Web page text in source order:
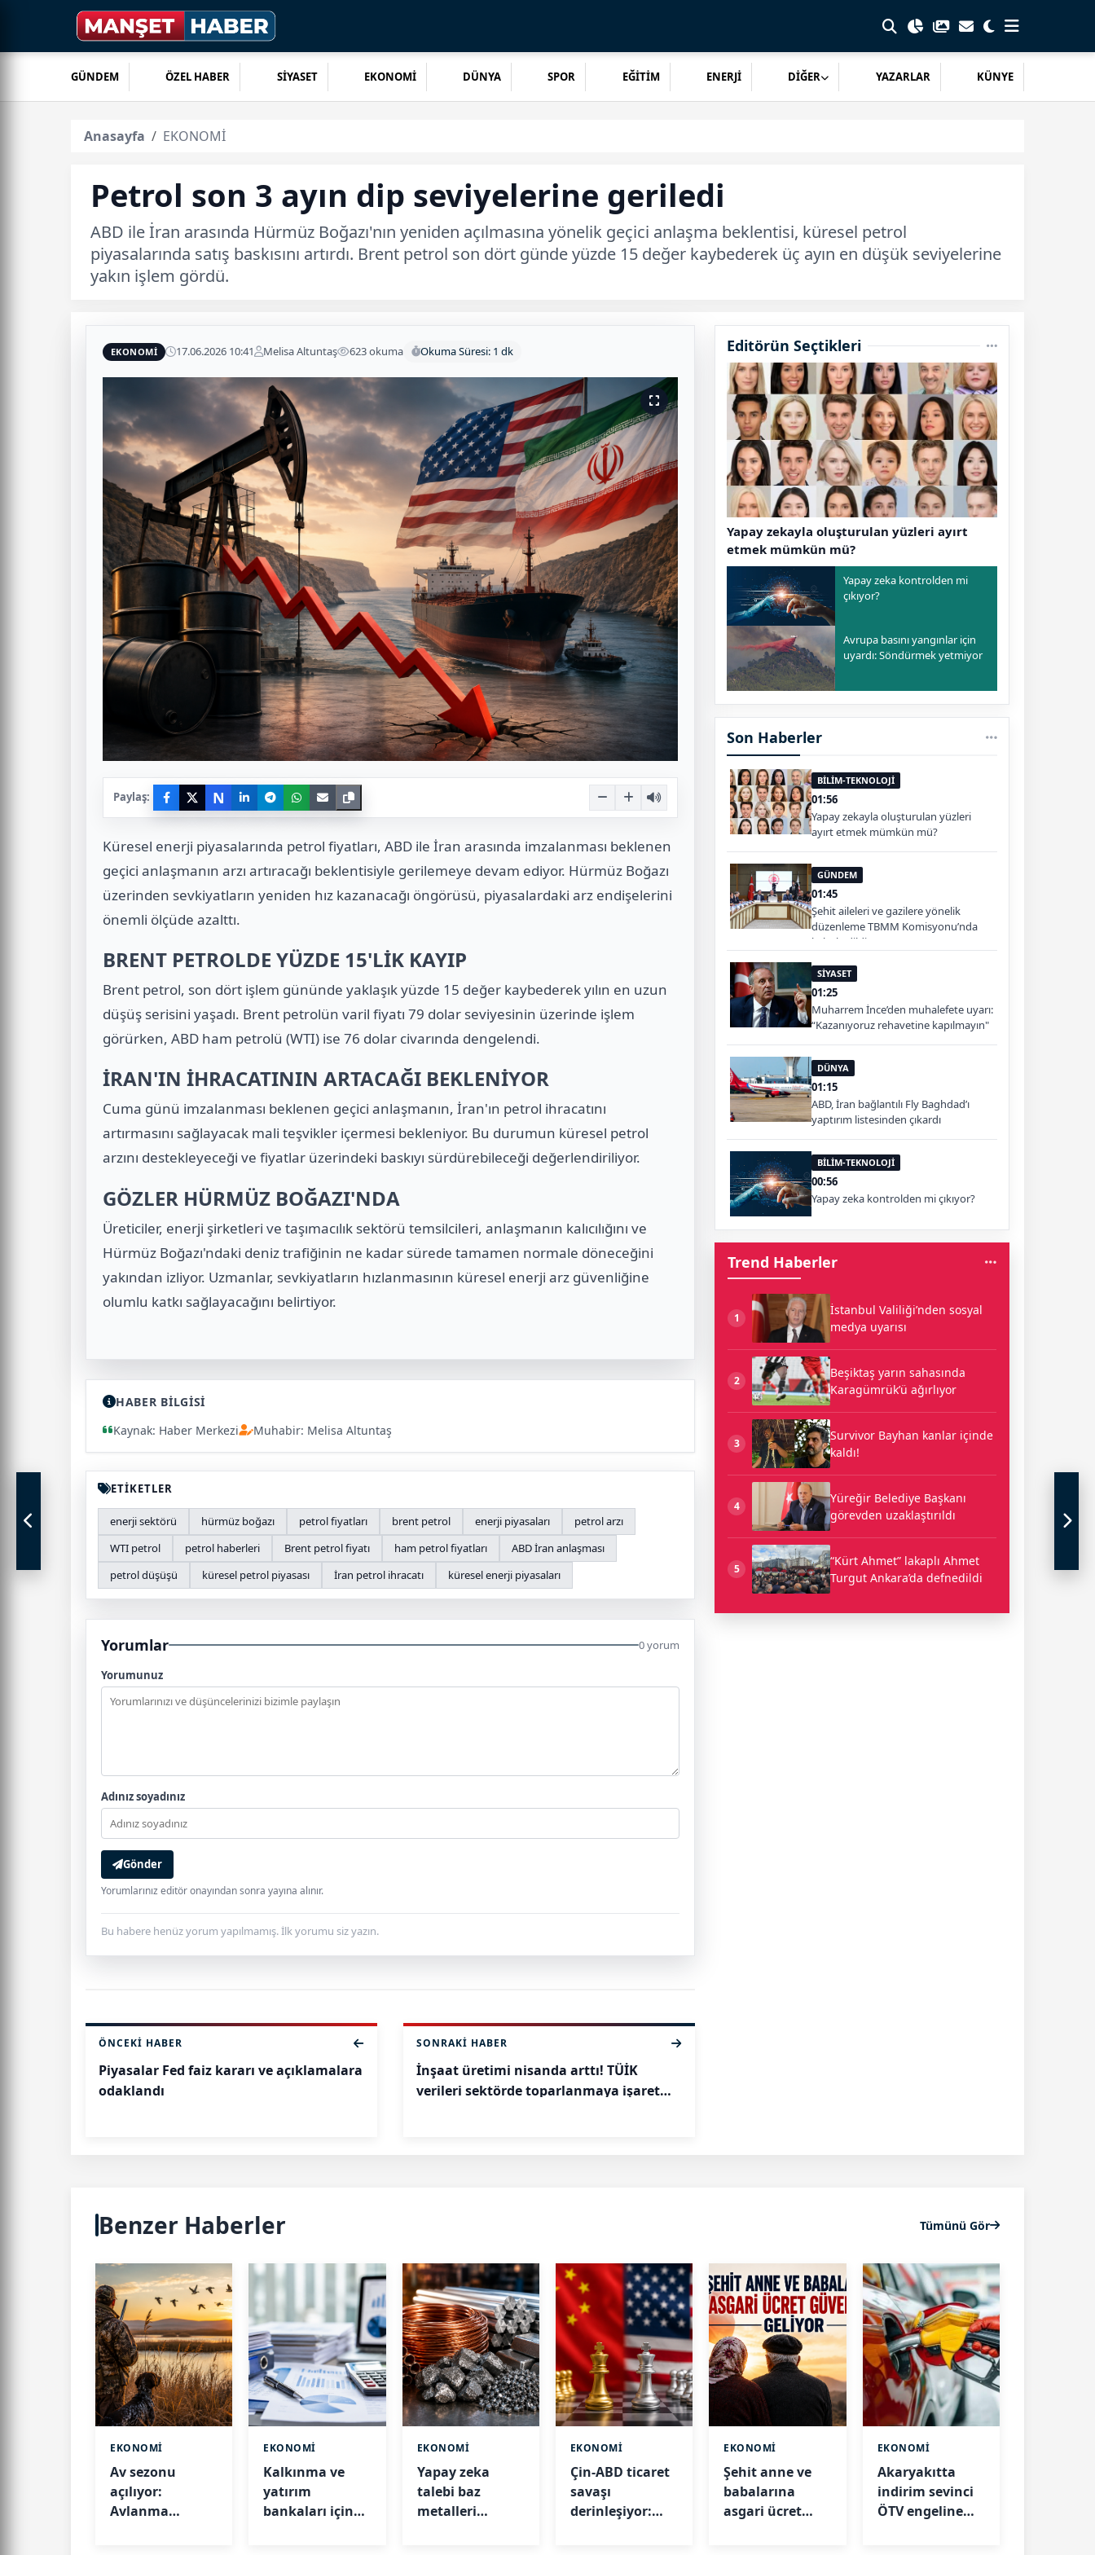
GÜNDEM ÖZEL HABER SİYASET EKONOMİ DÜNYA SPOR EĞİTİM ENERJİ DİĞER YAZARLAR KÜNYE
Anasayfa EKONOMİ
Petrol son 3 ayın dip seviyelerine geriledi
ABD ile İran arasında Hürmüz Boğazı'nın yeniden açılmasına yönelik geçici anlaşma beklentisi, küresel petrol
piyasalarında satış baskısını artırdı. Brent petrol son dört günde yüzde 15 değer kaybederek üç ayın en düşük seviyelerine
yakın işlem gördü.
EKONOMİ 17.06.2026 10:41 Melisa Altuntaş 623 okuma Okuma Süresi: 1 dk
Paylaş: N
Küresel enerji piyasalarında petrol fiyatları, ABD ile İran arasında imzalanması beklenen
geçici anlaşmanın arzı artıracağı beklentisiyle gerilemeye devam ediyor. Hürmüz Boğazı
üzerinden sevkiyatların yeniden hız kazanacağı öngörüsü, piyasalardaki arz endişelerini
önemli ölçüde azalttı.
BRENT PETROLDE YÜZDE 15'LİK KAYIP
Brent petrol, son dört işlem gününde yaklaşık yüzde 15 değer kaybederek yılın en uzun
düşüş serisini yaşadı. Brent petrolün varil fiyatı 79 dolar seviyesinin üzerinde işlem
görürken, ABD ham petrolü (WTI) ise 76 dolar civarında dengelendi.
İRAN'IN İHRACATININ ARTACAĞI BEKLENİYOR
Cuma günü imzalanması beklenen geçici anlaşmanın, İran'ın petrol ihracatını
artırmasını sağlayacak mali teşvikler içermesi bekleniyor. Bu durumun küresel petrol
arzını destekleyeceği ve fiyatlar üzerindeki baskıyı sürdürebileceği değerlendiriliyor.
GÖZLER HÜRMÜZ BOĞAZI'NDA
Üreticiler, enerji şirketleri ve taşımacılık sektörü temsilcileri, anlaşmanın kalıcılığını ve
Hürmüz Boğazı'ndaki deniz trafiğinin ne kadar sürede tamamen normale döneceğini
yakından izliyor. Uzmanlar, sevkiyatların hızlanmasının küresel enerji arz güvenliğine
olumlu katkı sağlayacağını belirtiyor.
HABER BİLGİSİ
Kaynak: Haber Merkezi
Muhabir: Melisa Altuntaş
ETİKETLER
enerji sektörü hürmüz boğazı petrol fiyatları brent petrol enerji piyasaları
petrol arzı
WTI petrol
petrol haberleri Brent petrol fiyatı ham petrol fiyatları
ABD İran anlaşması
petrol düşüşü
küresel petrol piyasası İran petrol ihracatı küresel enerji piyasaları
Yorumlar 0 yorum
Yorumunuz
Adınız soyadınız
Gönder
Yorumlarınız editör onayından sonra yayına alınır.
Bu habere henüz yorum yapılmamış. İlk yorumu siz yazın.
ÖNCEKI HABER
Piyasalar Fed faiz kararı ve açıklamalara
odaklandı
SONRAKI HABER
İnşaat üretimi nisanda arttı! TÜİK
verileri sektörde toparlanmaya işaret
Editörün Seçtikleri
Yapay zekayla oluşturulan yüzleri ayırt
etmek mümkün mü?
Yapay zeka kontrolden mi
çıkıyor?
Avrupa basını yangınlar için
uyardı: Söndürmek yetmiyor
Son Haberler
BİLİM-TEKNOLOJİ
01:56
Yapay zekayla oluşturulan yüzleri
ayırt etmek mümkün mü?
GÜNDEM
01:45
Şehit aileleri ve gazilere yönelik
düzenleme TBMM Komisyonu’nda
kabul edildi
SİYASET
01:25
Muharrem İnce’den muhalefete uyarı:
“Kazanıyoruz rehavetine kapılmayın"
DÜNYA
01:15
ABD, İran bağlantılı Fly Baghdad’ı
yaptırım listesinden çıkardı
BİLİM-TEKNOLOJİ
00:56
Yapay zeka kontrolden mi çıkıyor?
Trend Haberler
1
İstanbul Valiliği’nden sosyal
medya uyarısı
2
Beşiktaş yarın sahasında
Karagümrük’ü ağırlıyor
3
Survivor Bayhan kanlar içinde
kaldı!
4
Yüreğir Belediye Başkanı
görevden uzaklaştırıldı
5
“Kürt Ahmet” lakaplı Ahmet
Turgut Ankara’da defnedildi
Benzer Haberler Tümünü Gör
EKONOMİ
Av sezonu
açılıyor:
Avlanma
EKONOMİ
Kalkınma ve
yatırım
bankaları için
EKONOMİ
Yapay zeka
talebi baz
metalleri
EKONOMİ
Çin-ABD ticaret
savaşı
derinleşiyor:
EKONOMİ
Şehit anne ve
babalarına
asgari ücret
EKONOMİ
Akaryakıtta
indirim sevinci
ÖTV engeline